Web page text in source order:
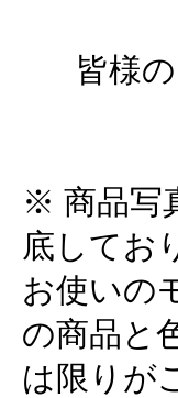
皆様
※ 商品写
底してお
お使いの
の商品と
は限りが